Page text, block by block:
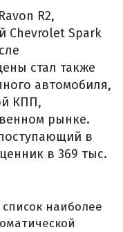
R2,
Chevrolet Spark
стал также
автомобиля,
КПП,
рынке.
в
в 369 тыс.
наиболее